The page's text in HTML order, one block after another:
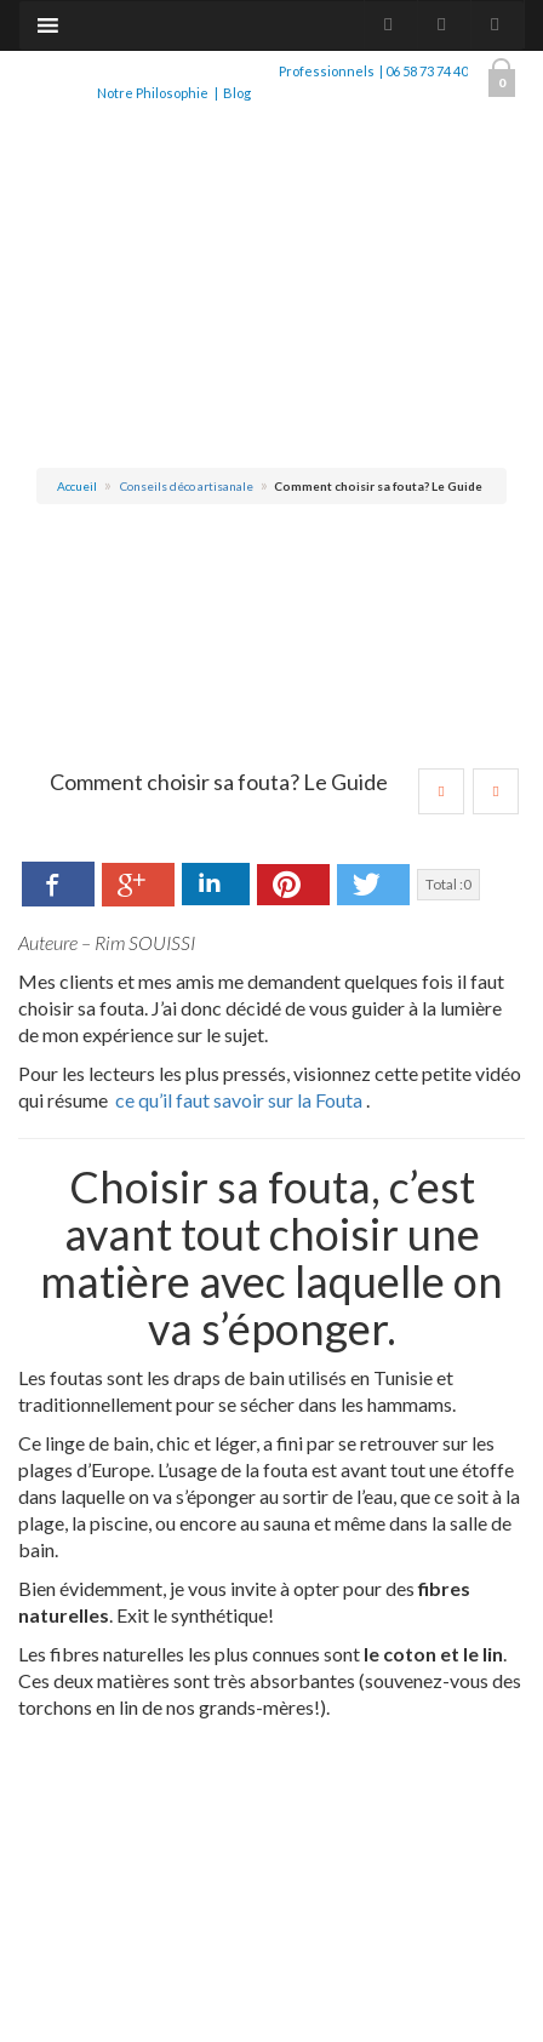
0
Notre Philosophie | Blog
Professionnels | 06 58 73 74 40
Accueil Conseils déco artisanale Comment choisir sa fouta? Le Guide
Comment choisir sa fouta? Le Guide
Facebook Google+ LinkedIn Pinterest Twitter
Total :0
Auteure – Rim SOUISSI
Mes clients et mes amis me demandent quelques fois il faut
choisir sa fouta. J’ai donc décidé de vous guider à la lumière
de mon expérience sur le sujet.
Pour les lecteurs les plus pressés, visionnez cette petite vidéo
qui résume ce qu’il faut savoir sur la Fouta.
Choisir sa fouta, c’est
avant tout choisir une
matière avec laquelle on
va s’éponger.
Les foutas sont les draps de bain utilisés en Tunisie et
traditionnellement pour se sécher dans les hammams.
Ce linge de bain, chic et léger, a fini par se retrouver sur les
plages d’Europe. L’usage de la fouta est avant tout une étoffe
dans laquelle on va s’éponger au sortir de l’eau, que ce soit à la
plage, la piscine, ou encore au sauna et même dans la salle de
bain.
Bien évidemment, je vous invite à opter pour desfibres
naturelles. Exit le synthétique!
Les fibres naturelles les plus connues sont le coton et le lin.
Ces deux matières sont très absorbantes (souvenez-vous des
torchons en lin de nos grands-mères!).